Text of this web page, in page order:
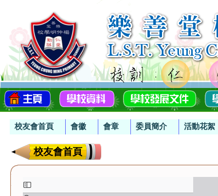
校友會首頁 會徽 會章 委員簡介 活動花絮
校友會首頁